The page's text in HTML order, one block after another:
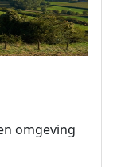
omgeving